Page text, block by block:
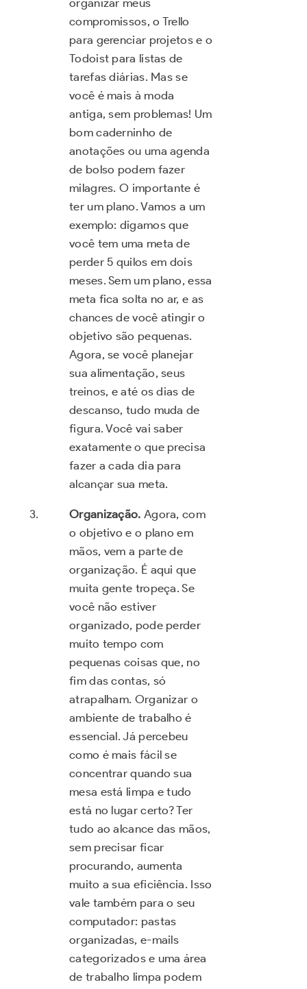
compromissos, o Trello
para gerenciar projetos e o
Todoist para listas de
tarefas diárias. Mas se
você é mais à moda
antiga, sem problemas! Um
bom caderninho de
anotações ou uma agenda
de bolso podem fazer
milagres. O importante é
ter um plano. Vamos a um
exemplo: digamos que
você tem uma meta de
perder 5 quilos em dois
meses. Sem um plano, essa
meta fica solta no ar, e as
chances de você atingir o
objetivo são pequenas.
Agora, se você planejar
sua alimentação, seus
treinos, e até os dias de
descanso, tudo muda de
figura. Você vai saber
exatamente o que precisa
fazer a cada dia para
alcançar sua meta.
Organização. Agora, com
o objetivo e o plano em
mãos, vem a parte de
organização. É aqui que
muita gente tropeça. Se
você não estiver
organizado, pode perder
muito tempo com
pequenas coisas que, no
fim das contas, só
atrapalham. Organizar o
ambiente de trabalho é
essencial. Já percebeu
como é mais fácil se
concentrar quando sua
mesa está limpa e tudo
está no lugar certo? Ter
tudo ao alcance das mãos,
sem precisar ficar
procurando, aumenta
muito a sua eficiência. Isso
vale também para o seu
computador: pastas
organizadas, e-mails
categorizados e uma área
de trabalho limpa podem